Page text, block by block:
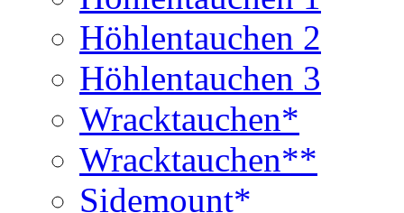
Höhlentauchen 2
Höhlentauchen 3
Wracktauchen*
Wracktauchen**
Sidemount*